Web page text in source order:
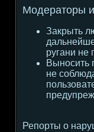
Модераторы
Закрыть
ругани не
Выносить
не
Репорты о